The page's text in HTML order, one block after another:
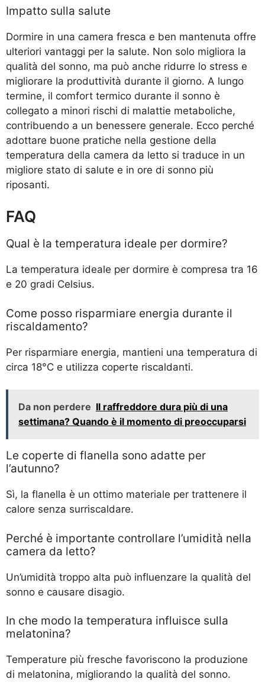
Impatto sulla salute
Dormire in una camera fresca e ben mantenuta offre
ulteriori vantaggi per la salute. Non solo migliora la
qualità del sonno, ma può anche ridurre lo stress e
migliorare la produttività durante il giorno. A lungo
termine, il comfort termico durante il sonno è
collegato a minori rischi di malattie metaboliche,
contribuendo a un benessere generale. Ecco perché
adottare buone pratiche nella gestione della
temperatura della camera da letto si traduce in un
migliore stato di salute e in ore di sonno più
riposanti.
FAQ
Qual è la temperatura ideale per dormire?
La temperatura ideale per dormire è compresa tra 16
e 20 gradi Celsius.
Come posso risparmiare energia durante il
riscaldamento?
Per risparmiare energia, mantieni una temperatura di
circa 18°C e utilizza coperte riscaldanti.
Da non perdere Il raffreddore dura più di una
settimana? Quando è il momento di preoccuparsi
Le coperte di flanella sono adatte per
l’autunno?
Sì, la flanella è un ottimo materiale per trattenere il
calore senza surriscaldare.
Perché è importante controllare l’umidità nella
camera da letto?
Un’umidità troppo alta può influenzare la qualità del
sonno e causare disagio.
In che modo la temperatura influisce sulla
melatonina?
Temperature più fresche favoriscono la produzione
di melatonina, migliorando la qualità del sonno.